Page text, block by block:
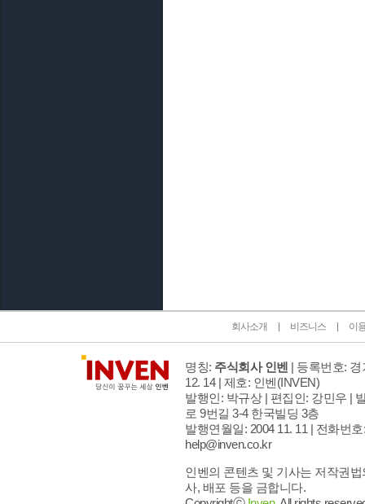
회사소개 비즈니스 이
명칭: 주식회사 인벤 | 등록번호:
12. 14 | 제호: 인벤(INVEN)
발행인: 박규상 | 편집인: 강민우 |
로 9번길 3-4 한국빌딩 3층
발행연월일: 2004 11. 11 | 전화번호
help@inven.co.kr
인벤의 콘텐츠 및 기사는 저작권
사, 배포 등을 금합니다.